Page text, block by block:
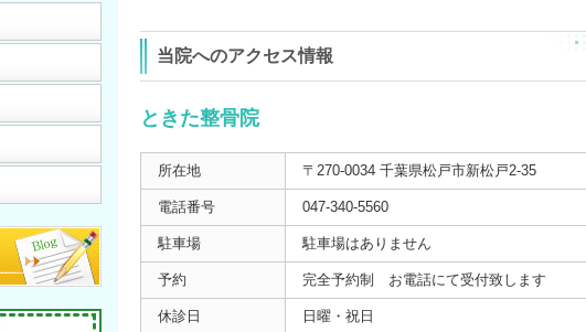
当院へのアクセス情報
ときた整骨院
所在地 〒270-0034 千葉県松戸市新松戸2-35
電話番号 047-340-5560
駐車場 駐車場はありません
予約 完全予約制 お電話にて受付致します
休診日 日曜・祝日